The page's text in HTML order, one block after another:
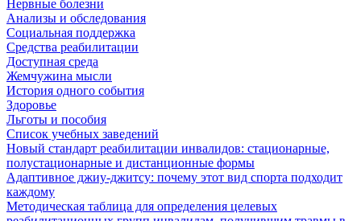
Нервные болезни
Анализы и обследования
Социальная поддержка
Средства реабилитации
Доступная среда
Жемчужина мысли
История одного события
Здоровье
Льготы и пособия
Список учебных заведений
Новый стандарт реабилитации инвалидов: стационарные,
полустационарные и дистанционные формы
Адаптивное джиу-джитсу: почему этот вид спорта подходит
каждому
Методическая таблица для определения целевых